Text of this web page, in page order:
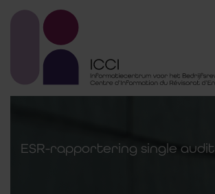
ESR-rapportering single audit